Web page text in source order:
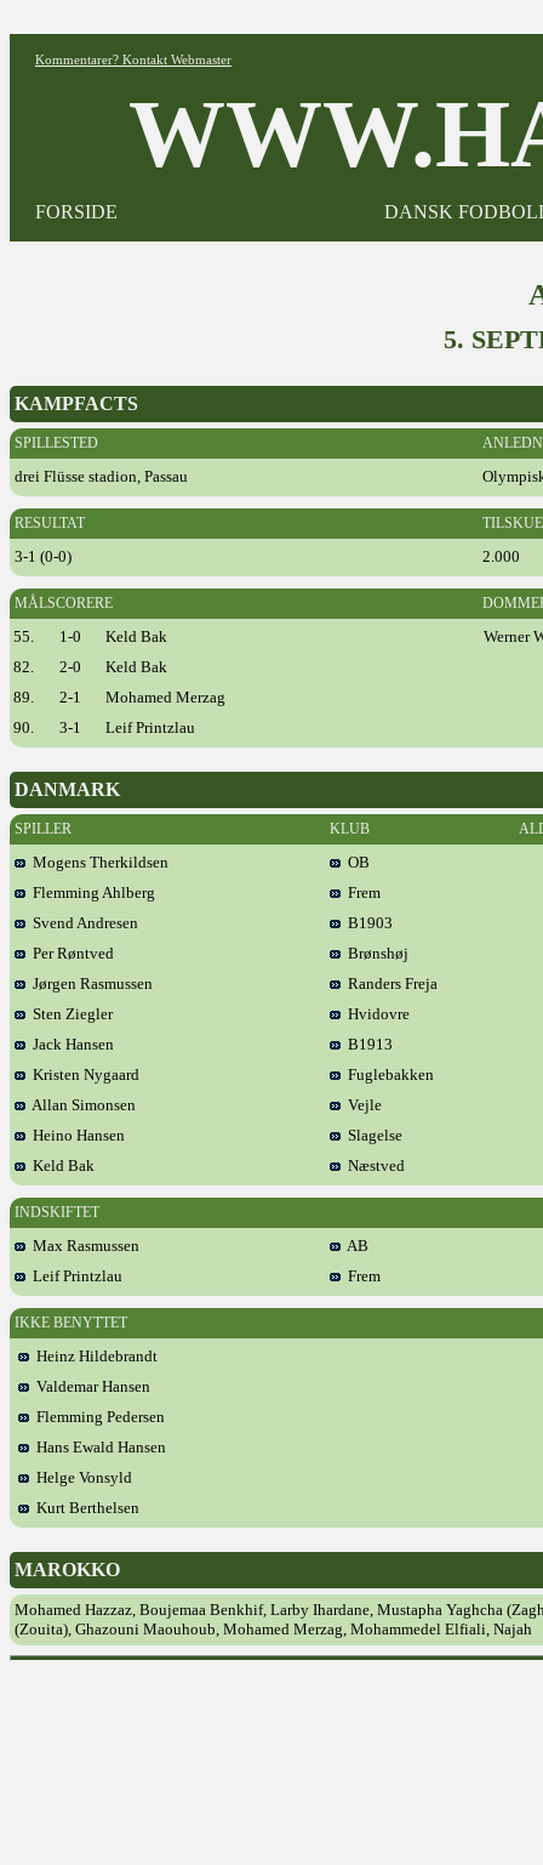
Kommentarer? Kontakt Webmaster
FORSIDE DANSK
5.
KAMPFACTS
SPILLESTED
drei Flüsse stadion, Passau
RESULTAT
3-1 (0-0) 2.000
MÅLSCORERE
55. 1-0 Keld Bak
Werner
82.
2-0
Keld Bak
89.
2-1
Mohamed Merzag
90.
3-1 Leif Printzlau
DANMARK
SPILLER KLUB
Mogens Therkildsen
OB
Flemming Ahlberg
Frem
Svend Andresen
B1903
Per Røntved
Brønshøj
Jørgen Rasmussen
Randers Freja
Sten Ziegler
Hvidovre
Jack Hansen
B1913
Kristen Nygaard
Fuglebakken
Allan Simonsen
Vejle
Heino Hansen
Slagelse
Keld Bak
Næstved
INDSKIFTET
Max Rasmussen
AB
Leif Printzlau
Frem
IKKE BENYTTET
Heinz Hildebrandt
Valdemar Hansen
Flemming Pedersen
Hans Ewald Hansen
Helge Vonsyld
Kurt Berthelsen
MAROKKO
Mohamed Hazzaz, Boujemaa Benkhif, Larby Ihardane, Mustapha Yaghcha
(Zouita), Ghazouni Maouhoub, Mohamed Merzag, Mohammedel Elfiali, Najah